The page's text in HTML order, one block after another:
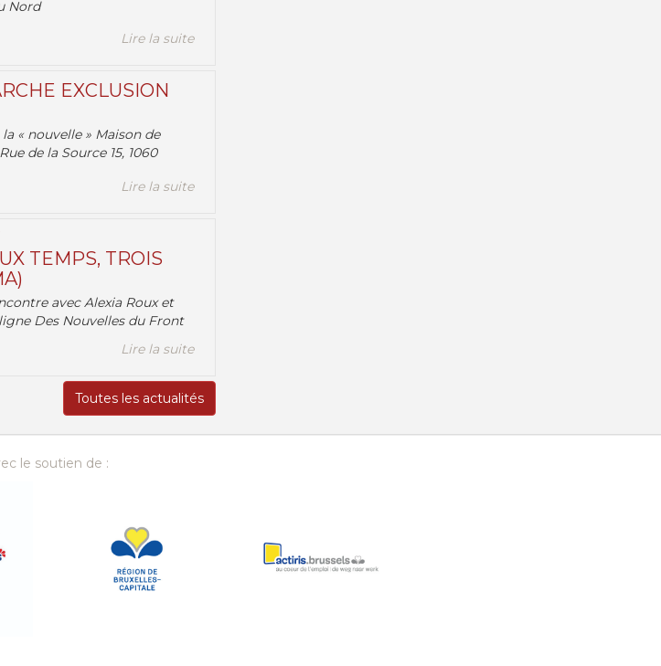
Nord
Lire la suite
EXCLUSION
« nouvelle » Maison de
de la Source 15, 1060
Lire la suite
TEMPS, TROIS
avec Alexia Roux et
Des Nouvelles du Front
Lire la suite
Toutes les actualités
le soutien de :